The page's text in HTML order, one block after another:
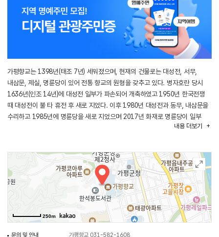
가평향교는 1398년(태조 7년) 세워졌으며, 현재의 건물로는 대성전, 서무,
내삼문, 제실, 명륜당이 있어 전통 향교의 원형을 갖추고 있다. 병자호란 당시
1636년(인조 14년)에 대성전 일부가 파손되어 개축하였고 1950년 한국전쟁
때 대성전이 불 타 휴전 후 새로 지었다. 이후 1980년 대성전과 동무, 내삼문을
수리하고 1985년에 명륜당을 새로 지었으며 2017년 화재로 명륜당이 일부
소실되어 이듬해 복원하였다. 가평향교의 배치는 학문을 닦는 명륜당을 앞쪽에
있다. 대성전 내부에 공자를 비롯한 다섯 분의 성인의 위패를 봉안하고
동쪽벽으로는 송준길 등 열 분의 현인의 위패를 서쪽에는 주희를 비롯한 열 분의
현인의 위패를 모셔 놓았다.
내용 더보기
250m
문의 및 안내
가평향교 031-582-1608